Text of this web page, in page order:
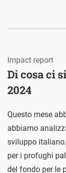
Di cosa ci
2024
Impact report
Questo mese
abbiamo
sviluppo
per i profughi
del fondo per le